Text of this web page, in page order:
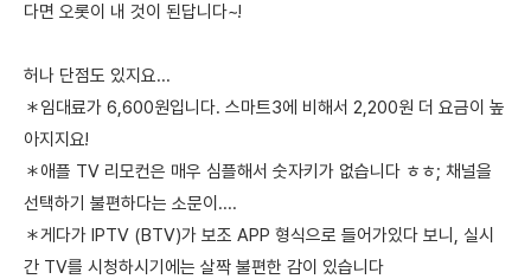
다면 오롯이 내 것이 된답니다~!
허나 단점도 있지요...
＊임대료가 6,600원입니다. 스마트3에 비해서 2,200원 더 요금이 높
아지지요!
＊애플 TV 리모컨은 매우 심플해서 숫자키가 없습니다 ㅎㅎ; 채널을
선택하기 불편하다는 소문이....
＊게다가 IPTV (BTV)가 보조 APP 형식으로 들어가있다 보니, 실시
간 TV를 시청하시기에는 살짝 불편한 감이 있습니다